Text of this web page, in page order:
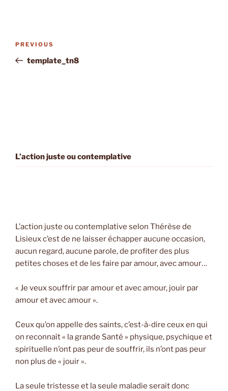
Previous
Post
PREVIOUS
template_tn8
L’action juste ou contemplative
L’action juste ou contemplative selon Thérèse de
Lisieux c’est de ne laisser échapper aucune occasion,
aucun regard, aucune parole, de profiter des plus
petites choses et de les faire par amour, avec amour…
« Je veux souffrir par amour et avec amour, jouir par
amour et avec amour ».
Ceux qu’on appelle des saints, c’est-à-dire ceux en qui
on reconnaît « la grande Santé » physique, psychique et
spirituelle n’ont pas peur de souffrir, ils n’ont pas peur
non plus de « jouir ».
La seule tristesse et la seule maladie serait donc